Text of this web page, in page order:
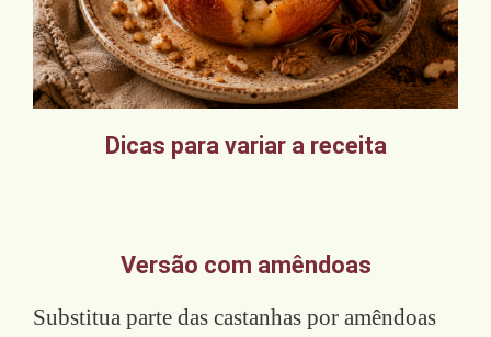
Dicas para variar a receita
Versão com amêndoas
Substitua parte das castanhas por amêndoas